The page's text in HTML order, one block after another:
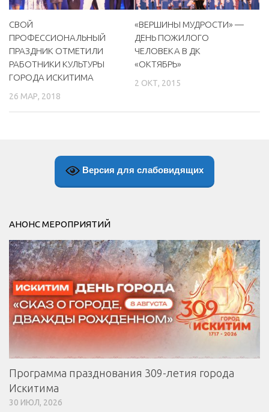
Афиша
Независимая оценка качества
Контакты
СВОЙ
ПРОФЕССИОНАЛЬНЫЙ
ПРАЗДНИК ОТМЕТИЛИ
РАБОТНИКИ КУЛЬТУРЫ
ГОРОДА ИСКИТИМА
26 МАР, 2018
«ВЕРШИНЫ МУДРОСТИ» —
ДЕНЬ ПОЖИЛОГО
ЧЕЛОВЕКА В ДК
«ОКТЯБРЬ»
2 ОКТ, 2015
Версия для слабовидящих
АНОНС МЕРОПРИЯТИЙ
Программа празднования 309-летия города
Искитима
30 ИЮЛ, 2026